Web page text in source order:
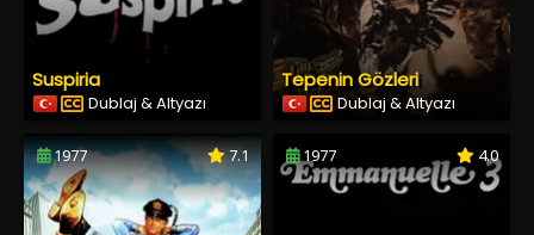
Suspiria
Dublaj & Altyazı
Tepenin Gözleri
Dublaj & Altyazı
1977 7.1 1977 4.0